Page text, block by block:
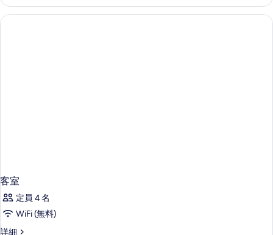
真
を
詳
細
客室
定員 4 名
WiFi (無料)
詳細
客